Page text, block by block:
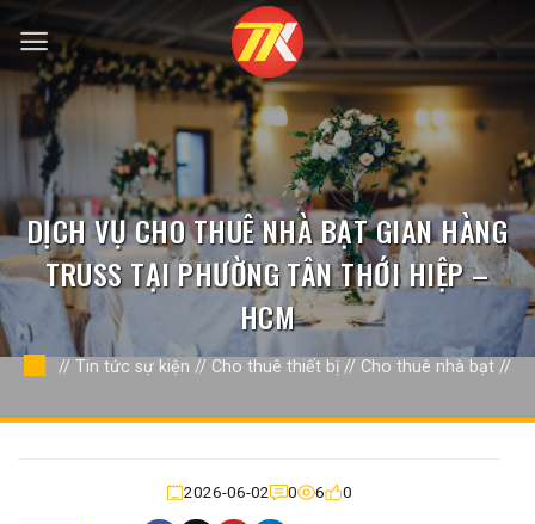
qua
nội
dung
DỊCH VỤ CHO THUÊ NHÀ BẠT GIAN HÀNG
TRUSS TẠI PHƯỜNG TÂN THỚI HIỆP –
HCM
// Tin tức sự kiện // Cho thuê thiết bị // Cho thuê nhà bạt //
2026-06-02 0 6 0